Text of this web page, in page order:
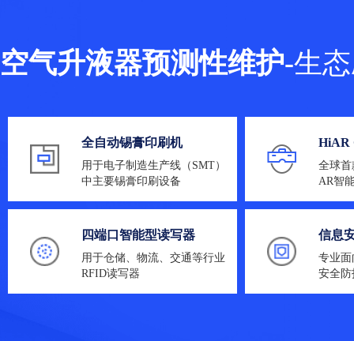
空气升液器预测性维护-生
全自动锡膏印刷机
用于电子制造生产线（SMT）
中主要锡膏印刷设备
HiAR
全球首
AR智
四端口智能型读写器
用于仓储、物流、交通等行业
RFID读写器
信息
专业
安全防